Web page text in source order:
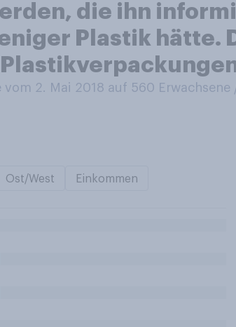
die ihn
Plastik hätte.
vom 2. Mai 2018 auf 560 Erwachsene
Ost/West Einkommen